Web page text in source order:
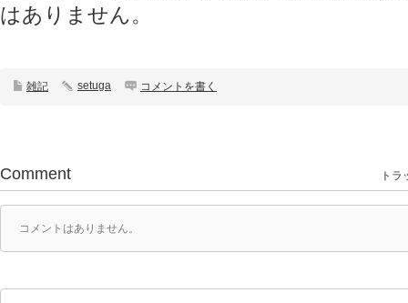
はありません。
雑記 setuga コメントを書く
Comment トラ
コメントはありません。